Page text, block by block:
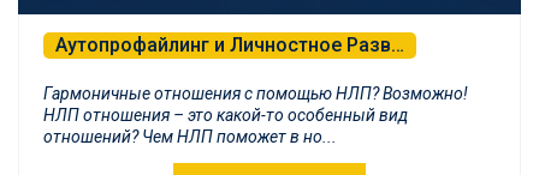
Аутопрофайлинг и Личностное Развитие
Гармоничные отношения с помощью НЛП? Возможно!
НЛП отношения – это какой-то особенный вид
отношений? Чем НЛП поможет в но...